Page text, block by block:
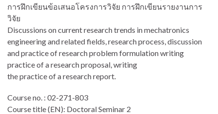
การฝึกเขียนข้อเสนอโครงการวิจัย การฝึกเขียนรายงานการ
วิจัย
Discussions on current research trends in mechatronics
engineering and related fields, research process, discussion
and practice of research problem formulation writing
practice of a research proposal, writing
the practice of a research report.
Course no. : 02-271-803
Course title (EN): Doctoral Seminar 2